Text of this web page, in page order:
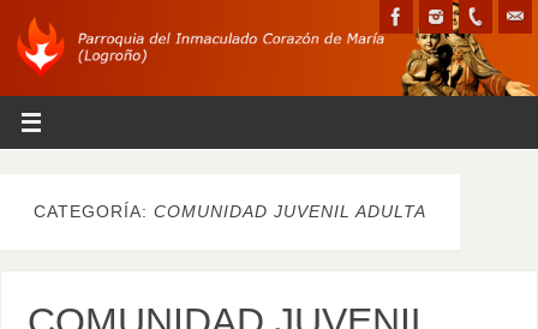
CATEGORÍA: COMUNIDAD JUVENIL ADULTA